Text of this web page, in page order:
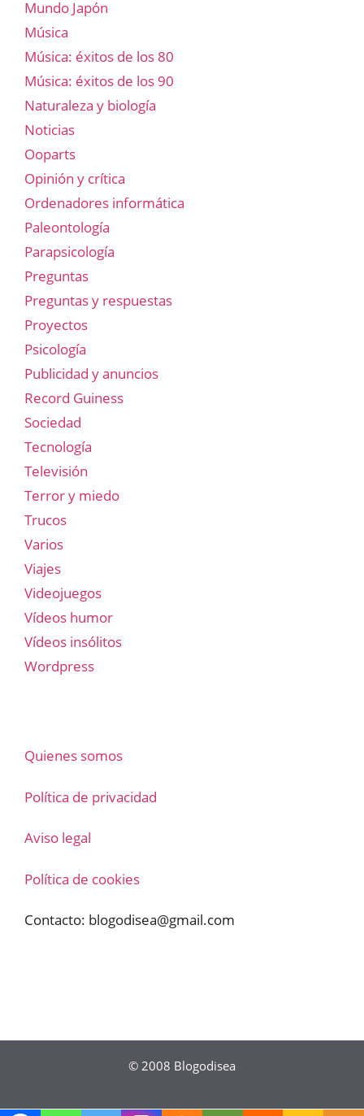
Mundo Japón
Música
Música: éxitos de los 80
Música: éxitos de los 90
Naturaleza y biología
Noticias
Ooparts
Opinión y crítica
Ordenadores informática
Paleontología
Parapsicología
Preguntas
Preguntas y respuestas
Proyectos
Psicología
Publicidad y anuncios
Record Guiness
Sociedad
Tecnología
Televisión
Terror y miedo
Trucos
Varios
Viajes
Videojuegos
Vídeos humor
Vídeos insólitos
Wordpress
Quienes somos
Política de privacidad
Aviso legal
Política de cookies
Contacto: blogodisea@gmail.com
© 2008 Blogodisea